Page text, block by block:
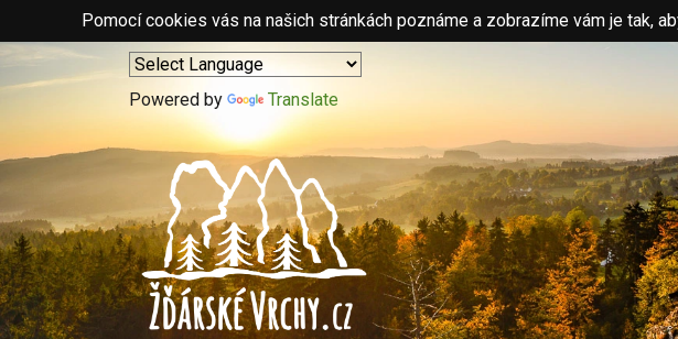
Pomocí cookies vás na našich stránkách poznáme a zobrazíme vám je tak,
Powered by Translate